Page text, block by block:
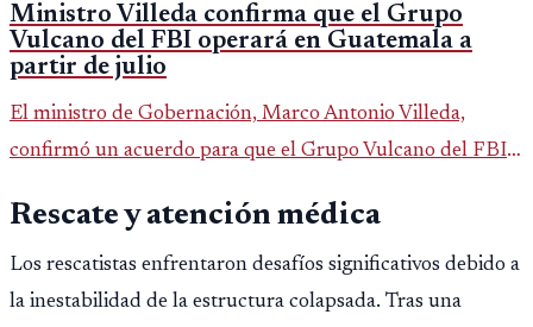
Ministro Villeda confirma que el Grupo
Vulcano del FBI operará en Guatemala a
partir de julio
El ministro de Gobernación, Marco Antonio Villeda,
confirmó un acuerdo para que el Grupo Vulcano del FBI
fallido con la administración anterior del Ministerio
Público.
Rescate y atención médica
Los rescatistas enfrentaron desafíos significativos debido a
la inestabilidad de la estructura colapsada. Tras una